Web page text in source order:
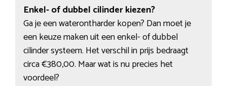
Enkel- of dubbel cilinder kiezen?
Ga je een waterontharder kopen? Dan moet je
een keuze maken uit een enkel- of dubbel
cilinder systeem. Het verschil in prijs bedraagt
circa €380,00. Maar wat is nu precies het
voordeel?